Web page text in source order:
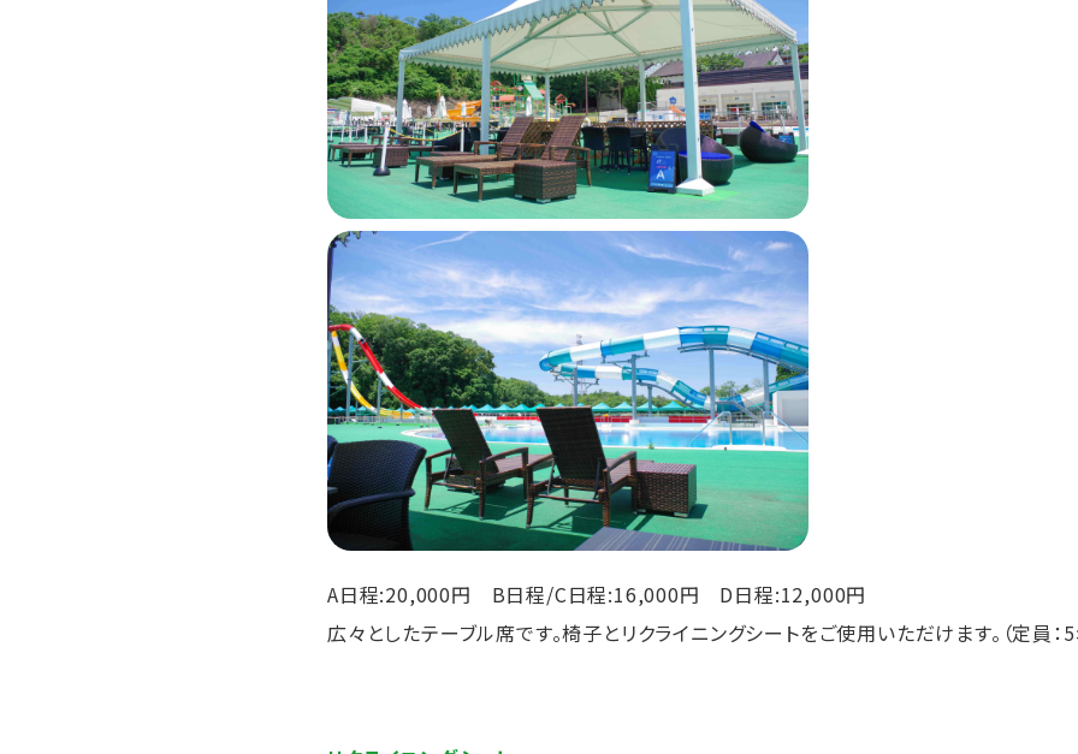
A日程:20,000円 B日程/C日程:16,000円 D日程:12,000円
広々としたテーブル席です。椅子とリクライニングシートをご使用いただけます。（定員：5